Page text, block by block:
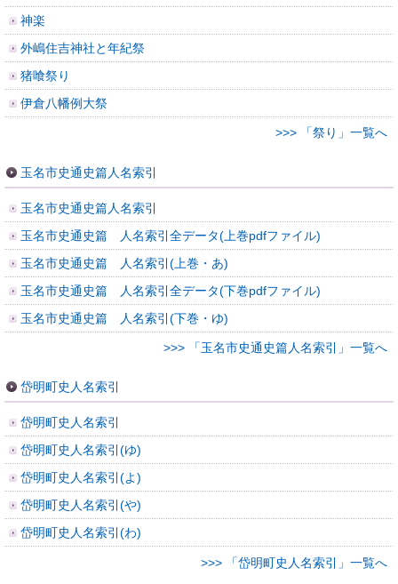
神楽
外嶋住吉神社と年紀祭
猪喰祭り
伊倉八幡例大祭
>>> 「祭り」一覧へ
玉名市史通史篇人名索引
玉名市史通史篇人名索引
玉名市史通史篇 人名索引全データ(上巻pdfファイル)
玉名市史通史篇 人名索引(上巻・あ)
玉名市史通史篇 人名索引全データ(下巻pdfファイル)
玉名市史通史篇 人名索引(下巻・ゆ)
>>> 「玉名市史通史篇人名索引」一覧へ
岱明町史人名索引
岱明町史人名索引
岱明町史人名索引(ゆ)
岱明町史人名索引(よ)
岱明町史人名索引(や)
岱明町史人名索引(わ)
>>> 「岱明町史人名索引」一覧へ